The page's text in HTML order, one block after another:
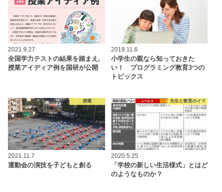
2021.9.27
全国学力テストの結果を踏まえ,
授業アイディア例を国研が公開
2019.11.6
小学生の親なら知っておきた
い！ プログラミング教育3つの
トピックス
授業
2021.11.7
運動会の演技を子どもと創る
先生と教育のイマ
2020.5.25
「学校の新しい生活様式」とはど
のようなものか？